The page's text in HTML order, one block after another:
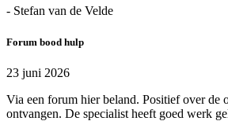
- Stefan van de Velde
Forum bood hulp
23 juni 2026
Via een forum hier beland. Positief over de
ontvangen. De specialist heeft goed werk